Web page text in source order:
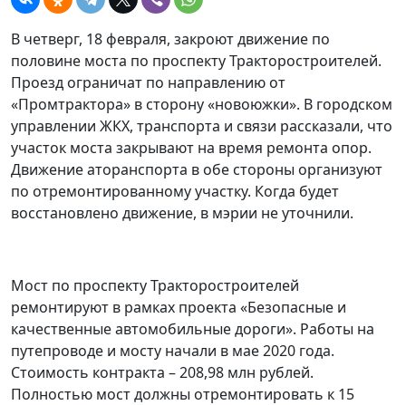
В четверг, 18 февраля, закроют движение по
половине моста по проспекту Тракторостроителей.
Проезд ограничат по направлению от
«Промтрактора» в сторону «новоюжки». В городском
управлении ЖКХ, транспорта и связи рассказали, что
участок моста закрывают на время ремонта опор.
Движение аторанспорта в обе стороны организуют
по отремонтированному участку. Когда будет
восстановлено движение, в мэрии не уточнили.
Мост по проспекту Тракторостроителей
ремонтируют в рамках проекта «Безопасные и
качественные автомобильные дороги». Работы на
путепроводе и мосту начали в мае 2020 года.
Стоимость контракта – 208,98 млн рублей.
Полностью мост должны отремонтировать к 15